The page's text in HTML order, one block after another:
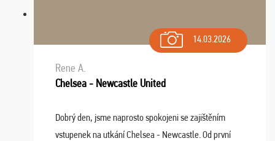
14.03.2026
Rene A.
Chelsea - Newcastle United
Dobrý den, jsme naprosto spokojeni se zajištěním
vstupenek na utkání Chelsea - Newcastle. Od první